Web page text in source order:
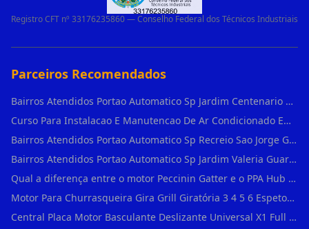
Registro CFT nº 33176235860 — Conselho Federal dos Técnicos Industriais
Parceiros Recomendados
Bairros Atendidos Portao Automatico Sp Jardim Centenario Guarulhos Sp Motor Para Portao Automatico Eletronico
Curso Para Instalacao E Manutencao De Ar Condicionado Em Sao Paulo
Bairros Atendidos Portao Automatico Sp Recreio Sao Jorge Guarulhos Sp Motor Para Portao Automatico Eletronico
Bairros Atendidos Portao Automatico Sp Jardim Valeria Guarulhos Sp Motor Para Portao Automatico Eletronico
Qual a diferença entre o motor Peccinin Gatter e o PPA Hub em Vila Romana?
Motor Para Churrasqueira Gira Grill Giratória 3 4 5 6 Espetos Gme Maxtorque Bivo em Cidade Dutra
Central Placa Motor Basculante Deslizante Universal X1 Full Range 433mhz em Vila Prudente